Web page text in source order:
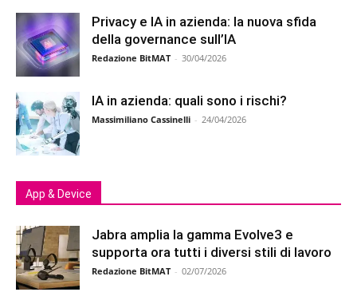
Privacy e IA in azienda: la nuova sfida
della governance sull’IA
Redazione BitMAT - 30/04/2026
IA in azienda: quali sono i rischi?
Massimiliano Cassinelli - 24/04/2026
App & Device
Jabra amplia la gamma Evolve3 e
supporta ora tutti i diversi stili di lavoro
Redazione BitMAT - 02/07/2026